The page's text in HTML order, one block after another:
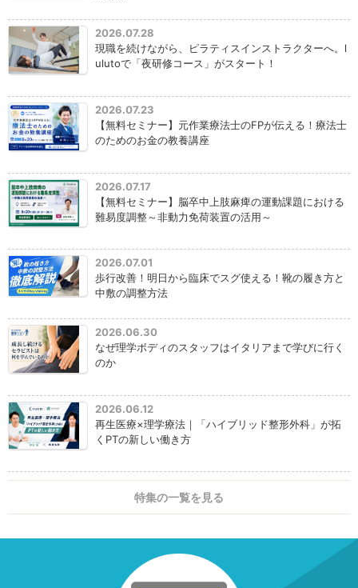
2026.07.28
現職を続けながら、ピラティスインストラクターへ。l
ulutoで「夜研修コース」がスタート！
2026.07.23
【無料セミナー】元作業療法士のFPが伝える！療法士
のためのお金の教養講座
2026.07.17
【無料セミナー】脳卒中上肢麻痺の運動課題における
難易度調整～非動力免荷装置の活用～
2026.07.01
歩行改善！明日から臨床でスグ使える！靴の履き方と
中敷の調整方法
2026.06.30
なぜ理学ボディのスタッフはイタリアまで学びに行く
のか
2026.06.12
再生医療×理学療法｜「ハイブリッド整形外科」が拓
くPTの新しい働き方
特集の一覧を見る